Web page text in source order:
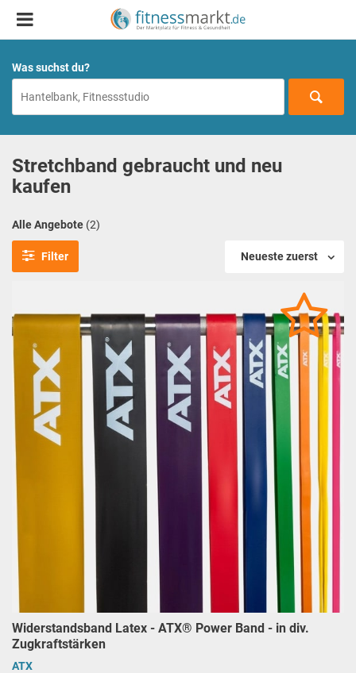
Was suchst du?
Stretchband gebraucht und neu
kaufen
Alle Angebote (2)
Filter Neueste zuerst
Widerstandsband Latex - ATX® Power Band - in div.
Zugkraftstärken
ATX